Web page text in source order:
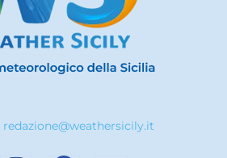
redazione@weathersicily.it